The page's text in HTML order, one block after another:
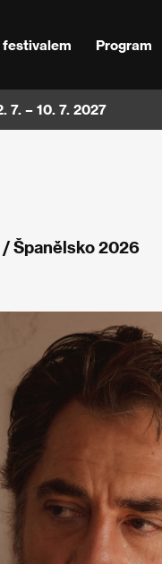
festivalem Program
7. – 10. 7. 2027
Španělsko 2026